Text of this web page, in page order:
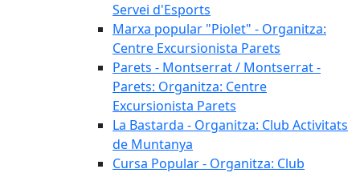
Servei d'Esports
Marxa popular "Piolet" - Organitza:
Centre Excursionista Parets
Parets - Montserrat / Montserrat -
Parets: Organitza: Centre
Excursionista Parets
La Bastarda - Organitza: Club Activitats
de Muntanya
Cursa Popular - Organitza: Club